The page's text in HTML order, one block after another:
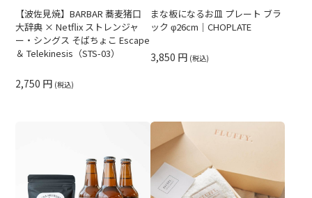
【波佐見焼】BARBAR 蕎麦猪口
大辞典 × Netflix ストレンジャ
ー・シングス そばちょこ Escape
＆ Telekinesis（STS-03）
2,750 円 (税込)
まな板になるお皿 プレート ブラ
ック φ26cm｜CHOPLATE
3,850 円 (税込)